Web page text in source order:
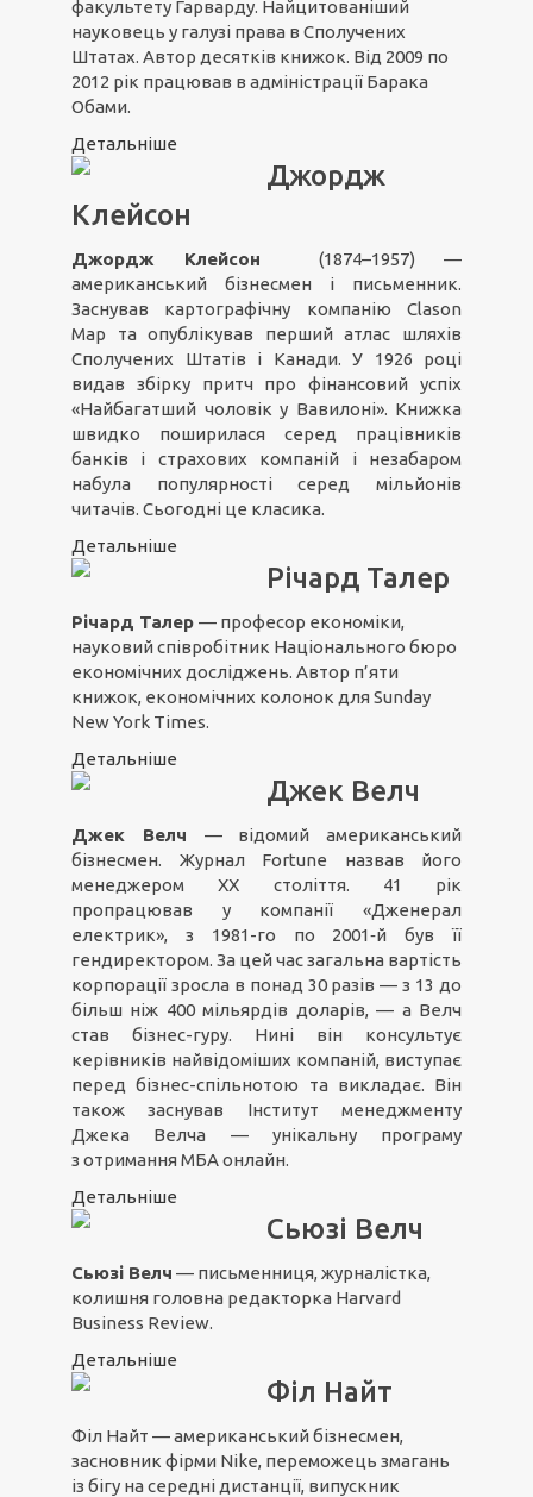
факультету Гарварду. Найцитованіший
науковець у галузі права в Сполучених
Штатах. Автор десятків книжок. Від 2009 по
2012 рік працював в адміністрації Барака
Обами.
Детальніше
Джордж
Клейсон
Джордж Клейсон (1874–1957) —
американський бізнесмен і письменник.
Заснував картографічну компанію Clason
Map та опублікував перший атлас шляхів
Сполучених Штатів і Канади. У 1926 році
видав збірку притч про фінансовий успіх
«Найбагатший чоловік у Вавилоні». Книжка
швидко поширилася серед працівників
банків і страхових компаній і незабаром
набула популярності серед мільйонів
читачів. Сьогодні це класика.
Детальніше
Річард Талер
Річард Талер — професор економіки,
науковий співробітник Національного бюро
економічних досліджень. Автор п’яти
книжок, економічних колонок для Sunday
New York Times.
Детальніше
Джек Велч
Джек Велч — відомий американський
бізнесмен. Журнал Fortune назвав його
менеджером ХХ століття. 41 рік
пропрацював у компанії «Дженерал
електрик», з 1981-го по 2001‑й був її
гендиректором. За цей час загальна вартість
корпорації зросла в понад 30 разів — з 13 до
більш ніж 400 мільярдів доларів, — а Велч
став бізнес-гуру. Нині він консультує
керівників найвідоміших компаній, виступає
перед бізнес-спільнотою та викладає. Він
також заснував Інститут менеджменту
Джека Велча — унікальну програму
з отримання MБA онлайн.
Детальніше
Сьюзі Велч
Сьюзі Велч — письменниця, журналістка,
колишня головна редакторка Harvard
Business Review.
Детальніше
Філ Найт
Філ Найт — американський бізнесмен,
засновник фірми Nike, переможець змагань
із бігу на середні дистанції, випускник